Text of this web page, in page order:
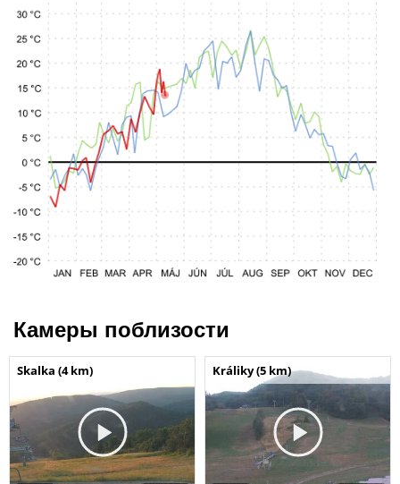
Камеры поблизости
Skalka (4 km) Králiky (5 km)